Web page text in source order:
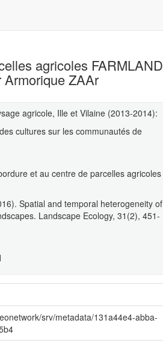
agricoles FARMLAND
ZAAr
agricole, Ille et Vilaine (2013-2014):
cultures sur les communautés de
et au centre de parcelles agricoles
Spatial and temporal heterogeneity of
Landscape Ecology, 31(2), 451-
srv/metadata/131a44e4-abba-